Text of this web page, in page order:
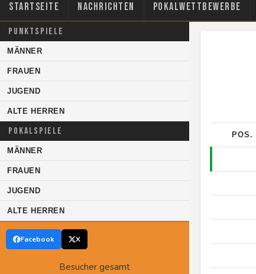
Startseite Nachrichten Pokalwettbewerbe
PUNKTSPIELE
MÄNNER
FRAUEN
JUGEND
ALTE HERREN
POKALSPIELE
MÄNNER
FRAUEN
JUGEND
ALTE HERREN
Facebook X
Besucher gesamt
POS.